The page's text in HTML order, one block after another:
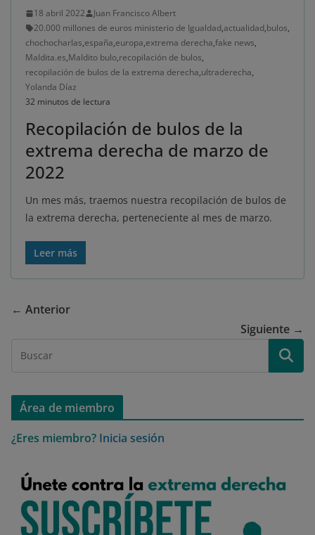
18 abril 2022
Juan Francisco Albert
20.000 millones de euros ministerio de Igualdad,actualidad,bulos,
chochocharlas,españa,europa,extrema derecha,fake news,
Maldita.es,Maldito bulo,recopilación de bulos,
recopilación de bulos de la extrema derecha,ultraderecha,
Yolanda Díaz
32 minutos de lectura
Recopilación de bulos de la
extrema derecha de marzo de
2022
Un mes más, traemos nuestra recopilación de bulos de
la extrema derecha, perteneciente al mes de marzo.
Leer más
← Anterior
Siguiente →
Área de miembro
¿Eres miembro? Inicia sesión